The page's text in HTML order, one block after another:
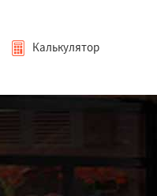
Калькулятор